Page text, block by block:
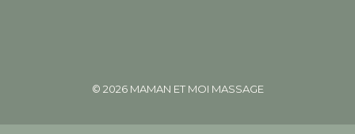
© 2026 MAMAN ET MOI MASSAGE